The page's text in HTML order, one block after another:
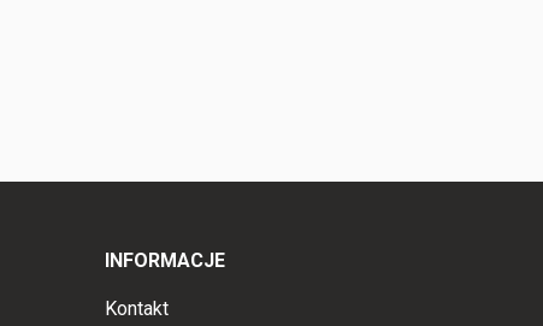
INFORMACJE
Kontakt